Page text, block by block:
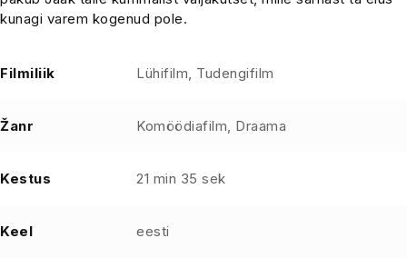
kunagi varem kogenud pole.
Filmiliik Lühifilm, Tudengifilm
Žanr Komöödiafilm, Draama
Kestus 21 min 35 sek
Keel eesti